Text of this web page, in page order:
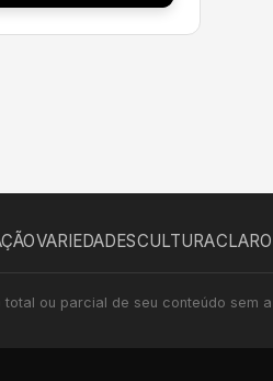
VARIEDADESCULTURA
total ou parcial de seu conteúdo sem